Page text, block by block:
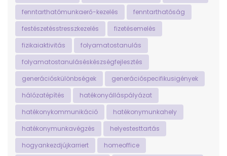
fenntarthatómunkaerő-kezelés
fenntarthatóság
festészetésstresszkezelés
fizetésemelés
fizikaiaktivitás
folyamatostanulás
folyamatostanuláséskészségfejlesztés
generációskülönbségek
generációspecifikusigények
hálózatépítés
hatékonyálláspályázat
hatékonykommunikáció
hatékonymunkahely
hatékonymunkavégzés
helyestesttartás
hogyankezdjújkarriert
homeoffice